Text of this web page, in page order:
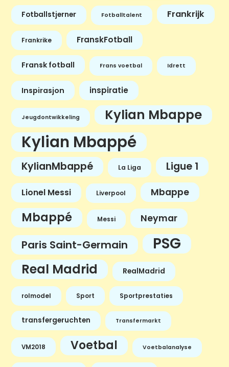
Fotballstjerner Fotballtalent Frankrijk
Frankrike FranskFotball
Fransk fotball Frans voetbal Idrett
Inspirasjon inspiratie
Jeugdontwikkeling Kylian Mbappe
Kylian Mbappé
KylianMbappé La Liga Ligue 1
Lionel Messi Liverpool Mbappe
Mbappé Messi Neymar
Paris Saint-Germain PSG
Real Madrid RealMadrid
rolmodel Sport Sportprestaties
transfergeruchten Transfermarkt
VM2018 Voetbal Voetbalanalyse